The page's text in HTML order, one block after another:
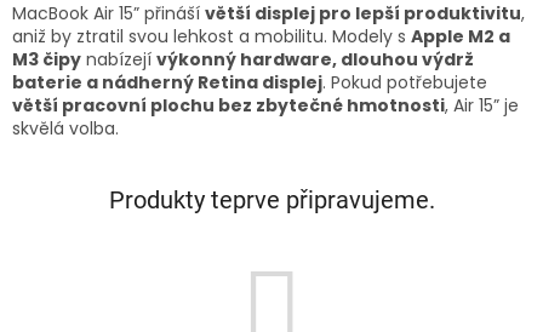
MacBook Air 15” přináší větší displej pro lepší produktivitu,
aniž by ztratil svou lehkost a mobilitu. Modely s Apple M2 a
M3 čipy nabízejí výkonný hardware, dlouhou výdrž
baterie a nádherný Retina displej. Pokud potřebujete
větší pracovní plochu bez zbytečné hmotnosti, Air 15” je
skvělá volba.
Produkty teprve připravujeme.